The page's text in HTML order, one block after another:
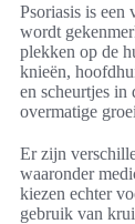
Psoriasis is een
wordt
plekken op de
knieën,
en scheurtjes in
overmatige
Er zijn
waaronder
kiezen echter
gebruik van